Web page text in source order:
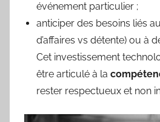
événement particulier ;
anticiper des besoins liés
d’affaires vs détente) ou à
Cet investissement
être articulé à la
rester respectueux et non